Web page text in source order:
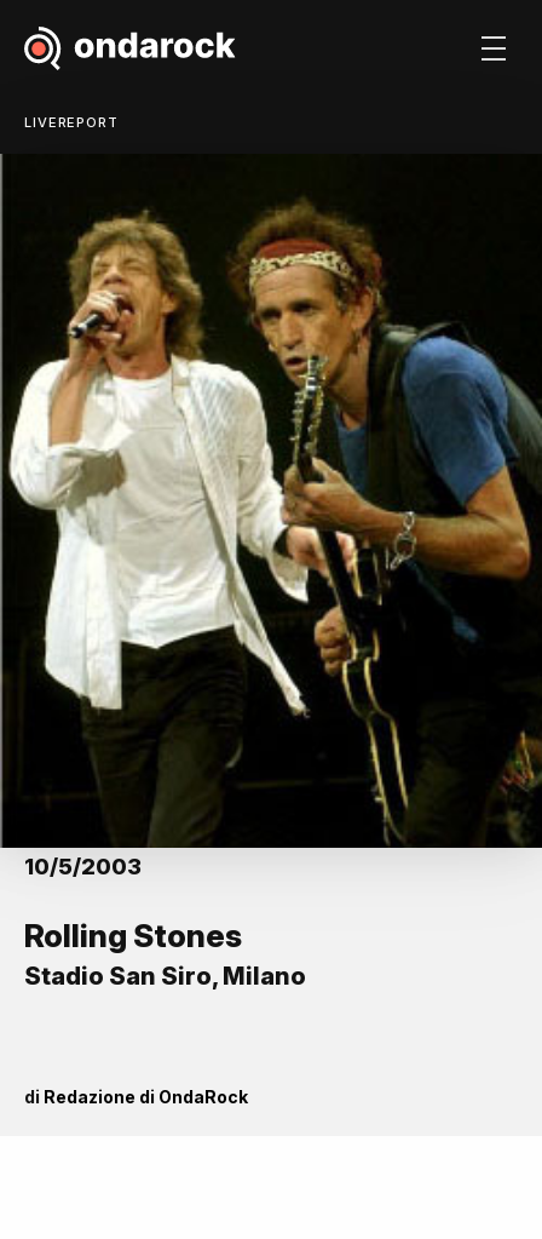
LIVEREPORT
10/5/2003
Rolling Stones
Stadio San Siro, Milano
di Redazione di OndaRock